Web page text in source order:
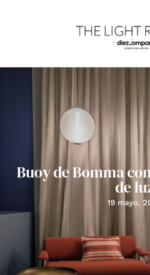
Buoy de Bomma
de
19 mayo,